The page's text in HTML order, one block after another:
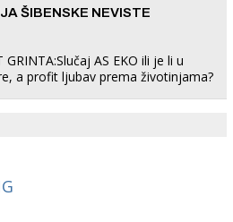
ŠIBENSKE NEVISTE
GRINTA:Slučaj AS EKO ili je li u
a profit ljubav prema životinjama?